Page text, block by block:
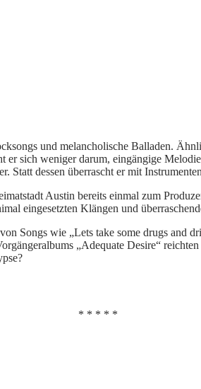
und melancholische Balladen.
sich weniger darum, eingängige
Statt dessen überrascht er mit
Austin bereits einmal zum
eingesetzten Klängen und
Songs wie „Lets take some drugs and
„Adequate Desire“
* * * * *